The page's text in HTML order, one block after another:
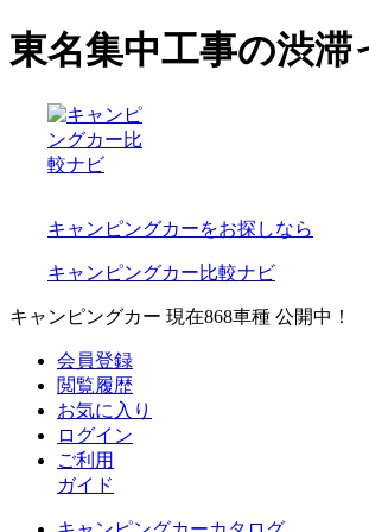
東名集中工事の渋
キャンピングカーをお探しなら
キャンピングカー比較ナビ
キャンピングカー 現在868車種 公開中！
会員登録
閲覧履歴
お気に入り
ログイン
ご利用
ガイド